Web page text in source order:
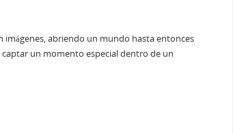
imágenes, abriendo un mundo hasta entonces
un momento especial dentro de un